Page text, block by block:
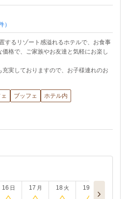
）
するリゾート感溢れるホテルで、お食事
格で、ご家族やお友達と気軽にお楽し
実しておりますので、お子様連れのお
ブッフェ ホテル内
16 日 17 月 18 火 19